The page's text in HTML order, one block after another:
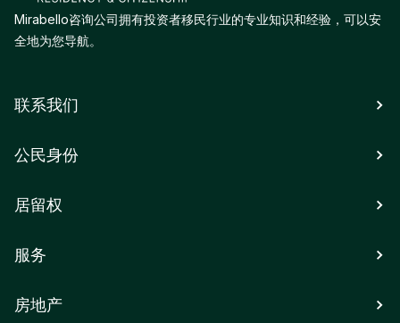
Mirabello咨询公司拥有投资者移民行业的专业知识和经验，可以安
全地为您导航。
联系我们
公民身份
居留权
服务
房地产